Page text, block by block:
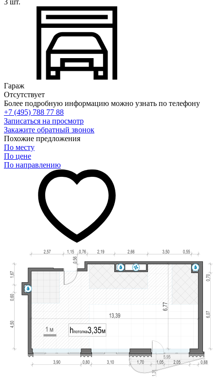
3 шт.
Гараж
Отсутствует
Более подробную информацию можно узнать по телефону
+7 (495) 788 77 88
Записаться на просмотр
Закажите обратный звонок
Похожие предложения
По месту
По цене
По направлению